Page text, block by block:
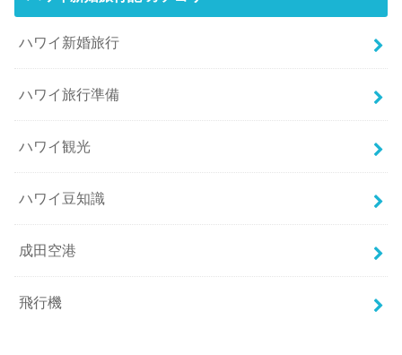
ハワイ新婚旅行
ハワイ旅行準備
ハワイ観光
ハワイ豆知識
成田空港
飛行機